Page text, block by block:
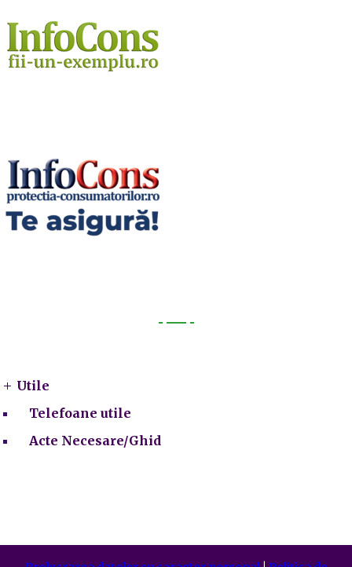
Utile
Telefoane utile
Acte Necesare/Ghid